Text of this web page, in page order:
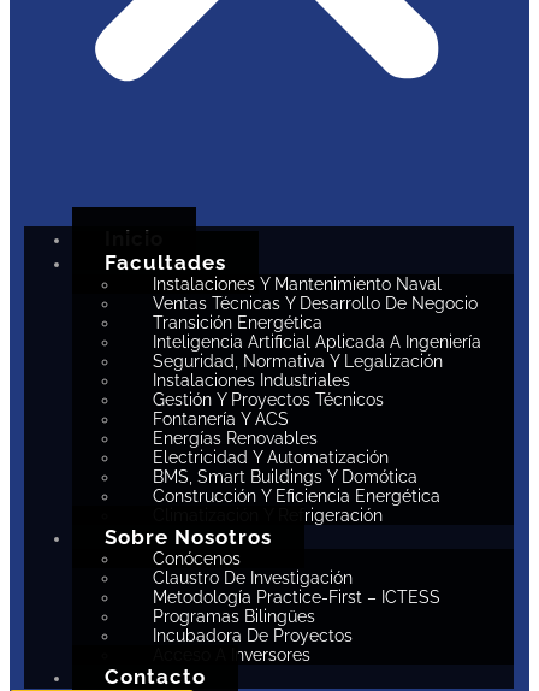
Inicio
Facultades
Instalaciones Y Mantenimiento Naval
Ventas Técnicas Y Desarrollo De Negocio
Transición Energética
Inteligencia Artificial Aplicada A Ingeniería
Seguridad, Normativa Y Legalización
Instalaciones Industriales
Gestión Y Proyectos Técnicos
Fontanería Y ACS
Energías Renovables
Electricidad Y Automatización
BMS, Smart Buildings Y Domótica
Construcción Y Eficiencia Energética
Climatización Y Refrigeración
Sobre Nosotros
Conócenos
Claustro De Investigación
Metodología Practice-First – ICTESS
Programas Bilingües
Incubadora De Proyectos
Acceso A Inversores
Contacto